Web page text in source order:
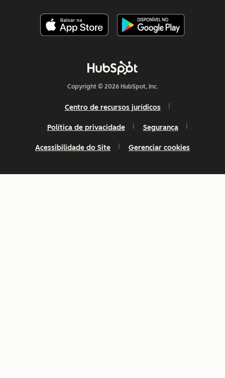
Copyright © 2026 HubSpot, Inc.
Centro de recursos jurídicos
Política de privacidade Segurança
Acessibilidade do Site Gerenciar cookies